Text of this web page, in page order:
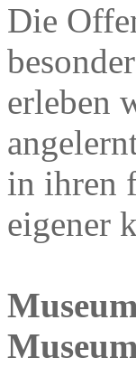
Die
erleben
in ihren
eigener